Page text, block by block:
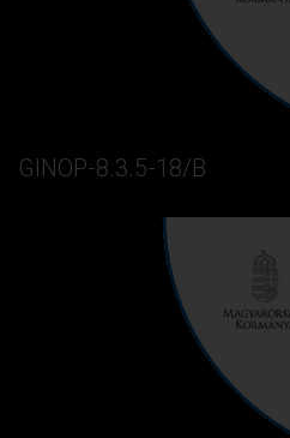
GINOP-8.3.5-18/B